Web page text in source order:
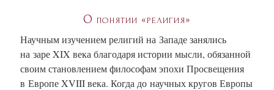
О понятии «религия»
Научным изучением религий на Западе занялись
на заре XIX века благодаря истории мысли, обязанной
своим становлением философам эпохи Просвещения
в Европе XVIII века. Когда до научных кругов Европы